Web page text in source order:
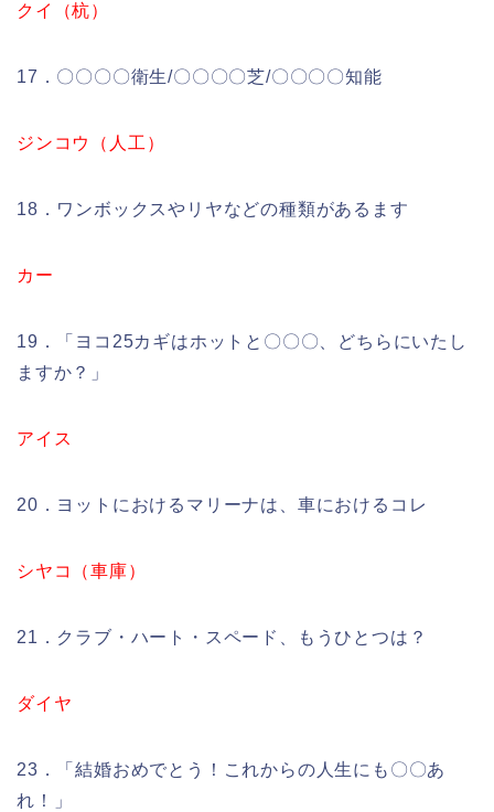
クイ（杭）
17．〇〇〇〇衛生/〇〇〇〇芝/〇〇〇〇知能
ジンコウ（人工）
18．ワンボックスやリヤなどの種類があるます
カー
19．「ヨコ25カギはホットと〇〇〇、どちらにいたし
ますか？」
アイス
20．ヨットにおけるマリーナは、車におけるコレ
シヤコ（車庫）
21．クラブ・ハート・スペード、もうひとつは？
ダイヤ
23．「結婚おめでとう！これからの人生にも〇〇あ
れ！」